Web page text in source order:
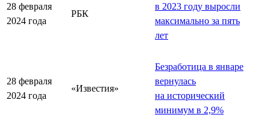
28 февраля
2024 года
РБК
в 2023 году выросли
максимально за пять
лет
28 февраля
2024 года
«Известия»
Безработица в январе
вернулась
на исторический
минимум в 2,9%